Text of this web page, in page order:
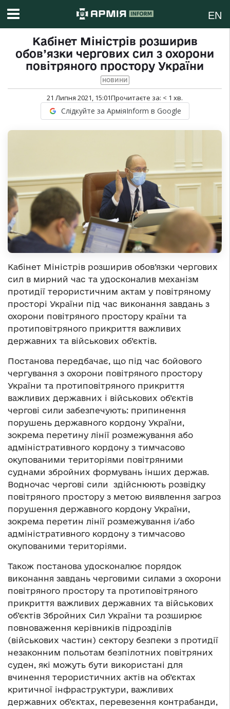
EN
Кабінет Міністрів розширив
обов’язки чергових сил з охорони
повітряного простору України
НОВИНИ
21 Липня 2021, 15:01Прочитаєте за: < 1 хв.
Слідкуйте за АрміяInform в Google
Кабінет Міністрів розширив обов’язки чергових
сил в мирний час та удосконалив механізм
протидії терористичним актам у повітряному
просторі України під час виконання завдань з
охорони повітряного простору країни та
протиповітряного прикриття важливих
державних та військових об’єктів.
Постанова передбачає, що під час бойового
чергування з охорони повітряного простору
України та протиповітряного прикриття
важливих державних і військових об’єктів
чергові сили забезпечують: припинення
порушень державного кордону України,
зокрема перетину лінії розмежування або
адміністративного кордону з тимчасово
окупованими територіями повітряними
суднами збройних формувань інших держав.
Водночас чергові сили здійснюють розвідку
повітряного простору з метою виявлення загроз
порушення державного кордону України,
зокрема перетин лінії розмежування і/або
адміністративного кордону з тимчасово
окупованими територіями.
Також постанова удосконалює порядок
виконання завдань черговими силами з охорони
повітряного простору та протиповітряного
прикриття важливих державних та військових
об’єктів Збройних Сил України та розширює
повноваження керівників підрозділів
(військових частин) сектору безпеки з протидії
незаконним польотам безпілотних повітряних
суден, які можуть бути використані для
вчинення терористичних актів на об’єктах
критичної інфраструктури, важливих
державних об’єктах, перевезення контрабанди,